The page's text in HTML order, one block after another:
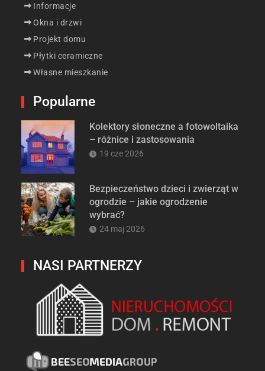
Informacje
Okna i drzwi
Projekt domu
Płytki ceramiczne
Własne mieszkanie
Popularne
Kolektory słoneczne a fotowoltaika
– różnice i zastosowania
19 cze 2026
Bezpieczeństwo dzieci i zwierząt w
ogrodzie – jakie ogrodzenie
wybrać?
24 maj 2026
NASI PARTNERZY